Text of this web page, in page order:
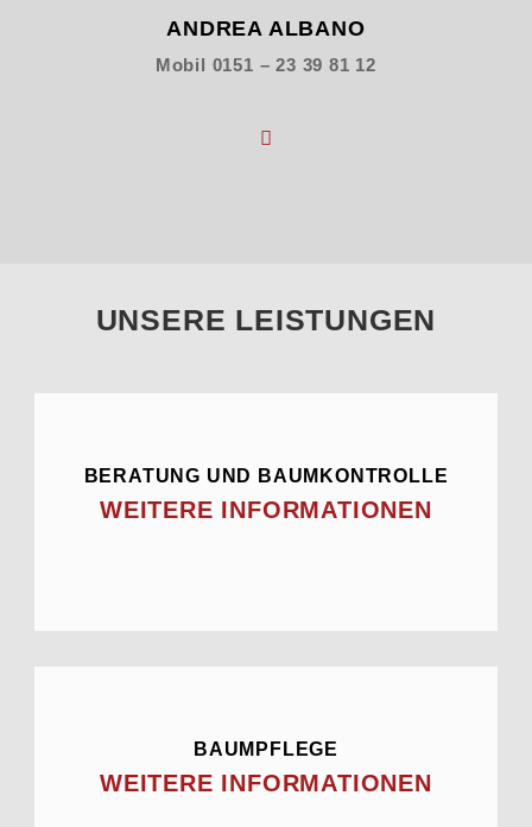
ANDREA ALBANO
Mobil 0151 – 23 39 81 12
UNSERE LEISTUNGEN
BERATUNG UND BAUMKONTROLLE
WEITERE INFORMATIONEN
BAUMPFLEGE
WEITERE INFORMATIONEN